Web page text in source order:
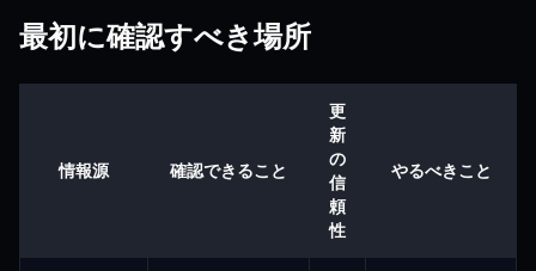
最初に確認すべき場所
情報源 確認できること
更
新
の
信
頼
性
やるべきこと